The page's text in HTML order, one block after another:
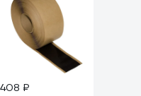
408 ₽